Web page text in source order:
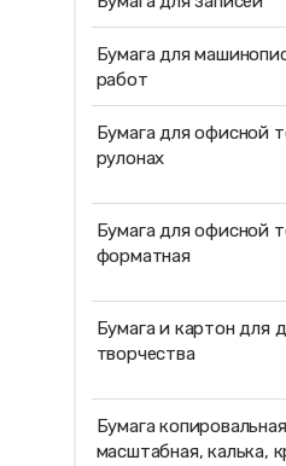
Бумага для
работ
Бумага для офисной
рулонах
Бумага для офисной
форматная
Бумага и картон для
творчества
Бумага
масштабная, калька,